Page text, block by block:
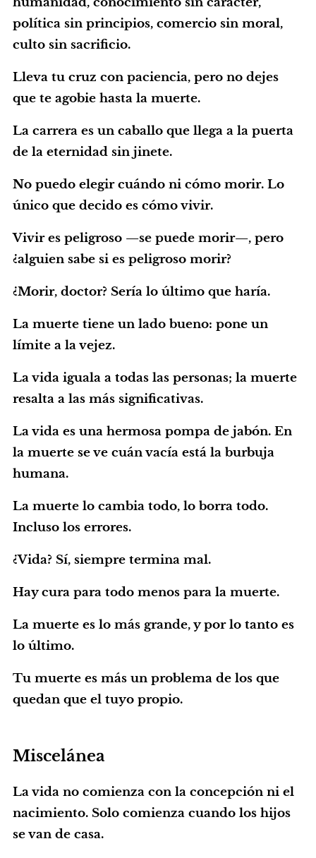
política sin principios, comercio sin moral,
culto sin sacrificio.
Lleva tu cruz con paciencia, pero no dejes
que te agobie hasta la muerte.
La carrera es un caballo que llega a la puerta
de la eternidad sin jinete.
No puedo elegir cuándo ni cómo morir. Lo
único que decido es cómo vivir.
Vivir es peligroso —se puede morir—, pero
¿alguien sabe si es peligroso morir?
¿Morir, doctor? Sería lo último que haría.
La muerte tiene un lado bueno: pone un
límite a la vejez.
La vida iguala a todas las personas; la muerte
resalta a las más significativas.
La vida es una hermosa pompa de jabón. En
la muerte se ve cuán vacía está la burbuja
humana.
La muerte lo cambia todo, lo borra todo.
Incluso los errores.
¿Vida? Sí, siempre termina mal.
Hay cura para todo menos para la muerte.
La muerte es lo más grande, y por lo tanto es
lo último.
Tu muerte es más un problema de los que
quedan que el tuyo propio.
Miscelánea
La vida no comienza con la concepción ni el
nacimiento. Solo comienza cuando los hijos
se van de casa.